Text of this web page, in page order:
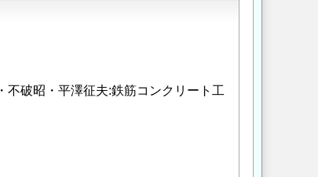
不破昭・平澤征夫:鉄筋コンクリート工